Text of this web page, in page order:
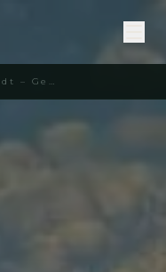
Wein & Gin Kapstadt – Genuss-Guide | Villa Austral